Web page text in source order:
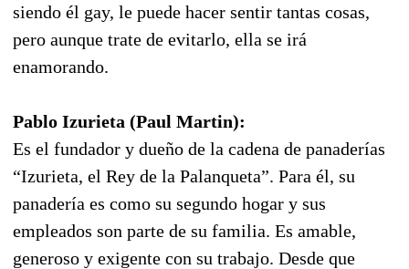
siendo él gay, le puede hacer sentir tantas cosas,
pero aunque trate de evitarlo, ella se irá
enamorando.
Pablo Izurieta (Paul Martin):
Es el fundador y dueño de la cadena de panaderías
“Izurieta, el Rey de la Palanqueta”. Para él, su
panadería es como su segundo hogar y sus
empleados son parte de su familia. Es amable,
generoso y exigente con su trabajo. Desde que